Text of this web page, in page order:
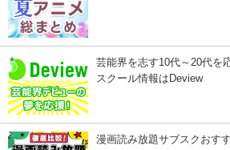
芸能界を志す10代～20代を
スクール情報はDeview
漫画読み放題サブスクおす